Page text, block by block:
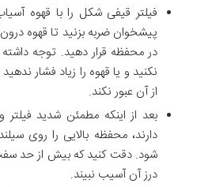
فیلتر قیفی شکل را با قهوه
پیشخوان ضربه بزنید تا قهوه
در محفظه قرار دهید. توجه
نکنید و یا قهوه را زیاد فشار
از آن عبور نکند.
بعد از اینکه مطمئن شدید
دارند، محفظه بالایی را روی
شود. دقت کنید که بیش از حد
درز آن آسیب نبیند.